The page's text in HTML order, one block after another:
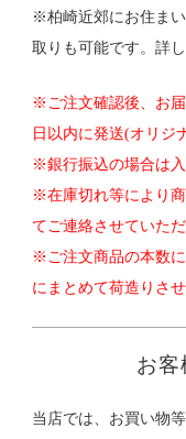
※柏崎近郊にお住ま
取りも可能です。詳
※ご注文確認後、お
日以内に発送(オリジ
※銀行振込の場合は
※在庫切れ等により
てご連絡させていた
※ご注文商品の本数
にまとめて荷造りさ
お客
当店では、お買い物